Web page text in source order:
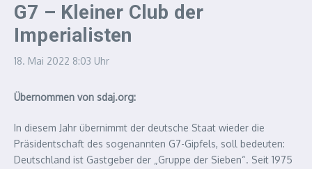
G7 – Kleiner Club der
Imperialisten
18. Mai 2022 8:03 Uhr
Übernommen von sdaj.org:
In diesem Jahr übernimmt der deutsche Staat wieder die
Präsidentschaft des sogenannten G7-Gipfels, soll bedeuten:
Deutschland ist Gastgeber der „Gruppe der Sieben“. Seit 1975